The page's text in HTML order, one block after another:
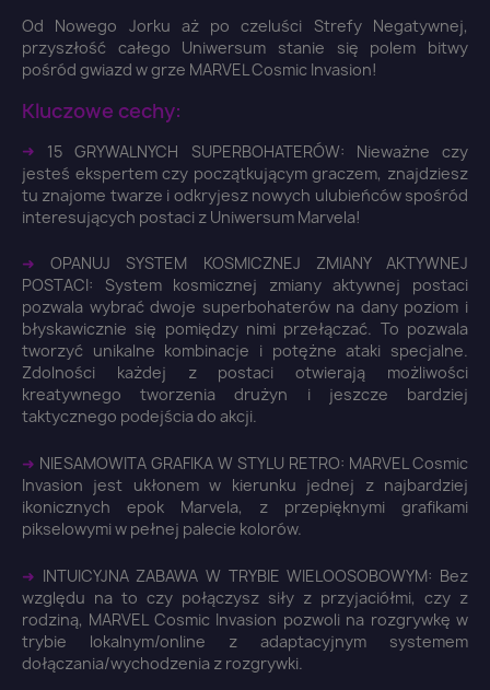
Od Nowego Jorku aż po czeluści Strefy Negatywnej,
przyszłość całego Uniwersum stanie się polem bitwy
pośród gwiazd w grze MARVEL Cosmic Invasion!
Kluczowe cechy:
➜
15 GRYWALNYCH SUPERBOHATERÓW: Nieważne czy
jesteś ekspertem czy początkującym graczem, znajdziesz
tu znajome twarze i odkryjesz nowych ulubieńców spośród
interesujących postaci z Uniwersum Marvela!
➜ OPANUJ SYSTEM KOSMICZNEJ ZMIANY AKTYWNEJ
POSTACI: System kosmicznej zmiany aktywnej postaci
pozwala wybrać dwoje superbohaterów na dany poziom i
błyskawicznie się pomiędzy nimi przełączać. To pozwala
tworzyć unikalne kombinacje i potężne ataki specjalne.
Zdolności każdej z postaci otwierają możliwości
kreatywnego tworzenia drużyn i jeszcze bardziej
taktycznego podejścia do akcji.
➜ NIESAMOWITA GRAFIKA W STYLU RETRO: MARVEL Cosmic
Invasion jest ukłonem w kierunku jednej z najbardziej
ikonicznych epok Marvela, z przepięknymi grafikami
pikselowymi w pełnej palecie kolorów.
➜ INTUICYJNA ZABAWA W TRYBIE WIELOOSOBOWYM: Bez
względu na to czy połączysz siły z przyjaciółmi, czy z
rodziną, MARVEL Cosmic Invasion pozwoli na rozgrywkę w
trybie lokalnym/online z adaptacyjnym systemem
dołączania/wychodzenia z rozgrywki.
Zaloguj się ×
You need to be logged in to save products in your
wish list.
Anuluj Zaloguj się